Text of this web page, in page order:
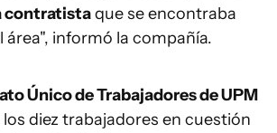
contratistaque se encontraba
área", informó la compañía.
Único de Trabajadores de UPM
diez trabajadores en cuestión